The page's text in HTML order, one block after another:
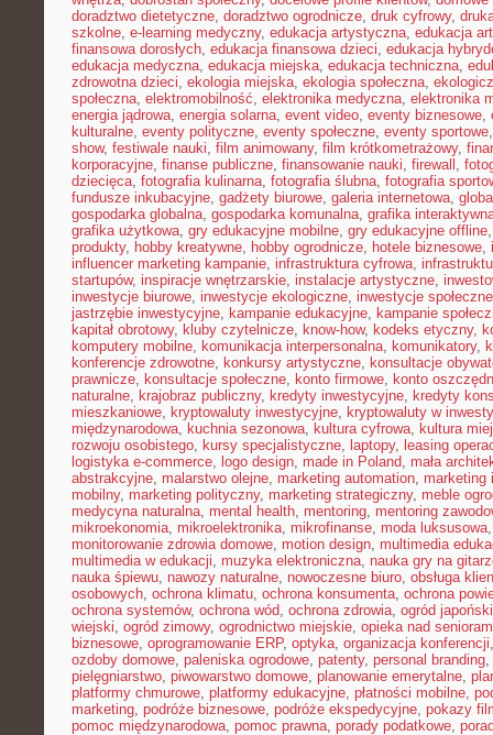
doradztwo dietetyczne, doradztwo ogrodnicze, druk cyfrowy,
szkolne, e-learning medyczny, edukacja artystyczna, edukacja
finansowa dorosłych, edukacja finansowa dzieci, edukacja
edukacja medyczna, edukacja miejska, edukacja techniczna,
zdrowotna dzieci, ekologia miejska, ekologia społeczna,
społeczna, elektromobilność, elektronika medyczna, elektronika
energia jądrowa, energia solarna, event video, eventy biznesowe,
kulturalne, eventy polityczne, eventy społeczne, eventy sportowe
show, festiwale nauki, film animowany, film krótkometrażowy,
korporacyjne, finanse publiczne, finansowanie nauki, firewall ,
dziecięca, fotografia kulinarna, fotografia ślubna, fotografia
fundusze inkubacyjne, gadżety biurowe, galeria internetowa,
gospodarka globalna, gospodarka komunalna, grafika
grafika użytkowa, gry edukacyjne mobilne, gry edukacyjne offline
produkty, hobby kreatywne, hobby ogrodnicze, hotele biznesowe,
influencer marketing kampanie, infrastruktura cyfrowa,
startupów, inspiracje wnętrzarskie, instalacje artystyczne,
inwestycje biurowe, inwestycje ekologiczne, inwestycje społeczne
jastrzębie inwestycyjne, kampanie edukacyjne, kampanie
kapitał obrotowy, kluby czytelnicze, know-how, kodeks etyczny,
komputery mobilne, komunikacja interpersonalna, komunikatory,
konferencje zdrowotne, konkursy artystyczne, konsultacje
prawnicze, konsultacje społeczne, konto firmowe, konto
naturalne, krajobraz publiczny, kredyty inwestycyjne, kredyty
mieszkaniowe, kryptowaluty inwestycyjne, kryptowaluty w
międzynarodowa, kuchnia sezonowa, kultura cyfrowa, kultura
rozwoju osobistego, kursy specjalistyczne, laptopy, leasing
logistyka e-commerce, logo design, made in Poland, mała
abstrakcyjne, malarstwo olejne, marketing automation, marketing
mobilny, marketing polityczny, marketing strategiczny, meble
medycyna naturalna, mental health, mentoring, mentoring
mikroekonomia, mikroelektronika, mikrofinanse, moda luksusowa
monitorowanie zdrowia domowe, motion design, multimedia
multimedia w edukacji, muzyka elektroniczna, nauka gry na
nauka śpiewu, nawozy naturalne, nowoczesne biuro, obsługa
osobowych, ochrona klimatu, ochrona konsumenta, ochrona
ochrona systemów, ochrona wód, ochrona zdrowia, ogród japoński
wiejski, ogród zimowy, ogrodnictwo miejskie, opieka nad
biznesowe, oprogramowanie ERP, optyka, organizacja konferencji
ozdoby domowe, paleniska ogrodowe, patenty, personal branding,
pielęgniarstwo, piwowarstwo domowe, planowanie emerytalne,
platformy chmurowe, platformy edukacyjne, płatności mobilne,
marketing, podróże biznesowe, podróże ekspedycyjne, pokazy
pomoc międzynarodowa, pomoc prawna, porady podatkowe,